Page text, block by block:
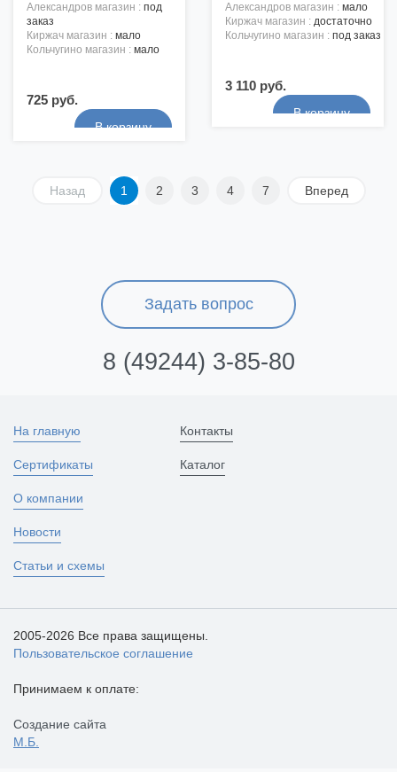
александров магазин : под
заказ
киржач магазин : мало
кольчугино магазин : мало
725 руб.
александров магазин : мало
киржач магазин : достаточно
кольчугино магазин : под заказ
3 110 руб.
Назад 1 2 3 4 7 Вперед
Задать вопрос
8 (49244) 3-85-80
На главную
Сертификаты
О компании
Новости
Статьи и схемы
Контакты
Каталог
2005-2026 Все права защищены.
Пользовательское соглашение
Принимаем к оплате:
Создание сайта
М.Б.